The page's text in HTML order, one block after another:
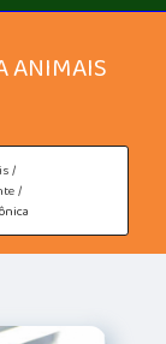
ANIMAIS